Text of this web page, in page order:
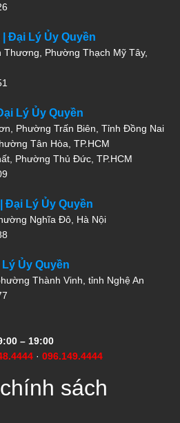
Đại Lý Ủy Quyền
Thương, Phường Thạch Mỹ Tây,
Lý Ủy Quyền
Phường Trấn Biên, Tỉnh Đồng Nai
Tân Hòa, TP.HCM
Phường Thủ Đức, TP.HCM
Đại Lý Ủy Quyền
Nghĩa Đô, Hà Nội
Ủy Quyền
Thành Vinh, tỉnh Nghệ An
– 19:00
· 096.149.4444
sách